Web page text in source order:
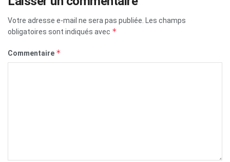
Votre adresse e-mail ne sera pas publiée. Les champs
obligatoires sont indiqués avec *
Commentaire *